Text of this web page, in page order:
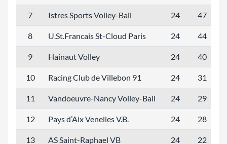
7 Istres Sports Volley-Ball 24 47
8 U.St.Francais St-Cloud Paris 24 44
9 Hainaut Volley 24 40
10 Racing Club de Villebon 91 24 31
11 Vandoeuvre-Nancy Volley-Ball 24 29
12 Pays d’Aix Venelles V.B. 24 28
13 AS Saint-Raphael VB 24 22